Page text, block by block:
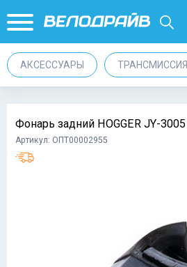
АКСЕССУАРЫ ТРАНСМИССИЯ
Фонарь задний HOGGER JY-3005
Артикул: ОПТ00002955